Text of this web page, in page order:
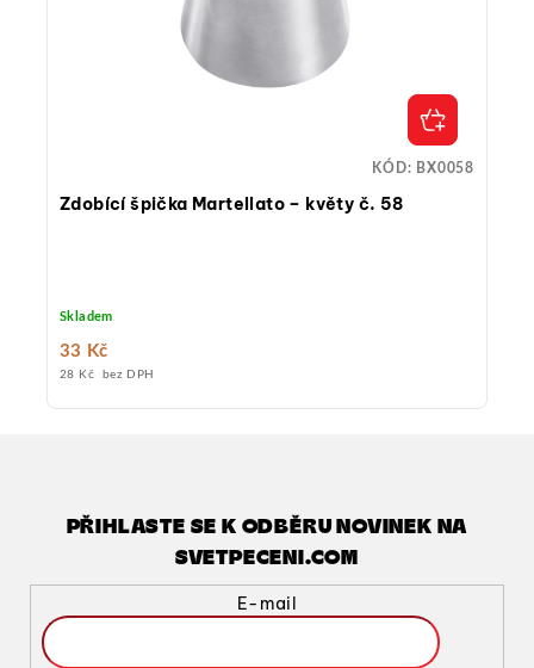
Zdobící špička Martellato – květy č. 58
Skladem
28 Kč bez DPH
33 Kč
KÓD: BX0058
PŘIHLASTE SE K ODBĚRU NOVINEK NA
SVETPECENI.COM
E-mail